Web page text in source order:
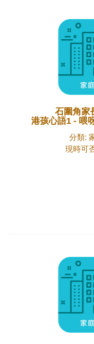
石圍角家
港孩心語1 - 喂
分類:
現時可